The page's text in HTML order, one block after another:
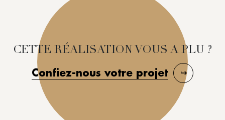
CETTE RÉALISATION VOUS A PLU ?
Confiez-nous votre projet